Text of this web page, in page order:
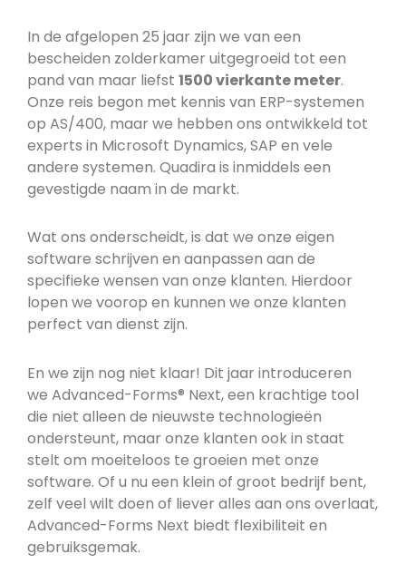
In de afgelopen 25 jaar zijn we van een
bescheiden zolderkamer uitgegroeid tot een
pand van maar liefst 1500 vierkante meter.
Onze reis begon met kennis van ERP-systemen
op AS/400, maar we hebben ons ontwikkeld tot
experts in Microsoft Dynamics, SAP en vele
andere systemen. Quadira is inmiddels een
gevestigde naam in de markt.
Wat ons onderscheidt, is dat we onze eigen
software schrijven en aanpassen aan de
specifieke wensen van onze klanten. Hierdoor
lopen we voorop en kunnen we onze klanten
perfect van dienst zijn.
En we zijn nog niet klaar! Dit jaar introduceren
we Advanced-Forms® Next, een krachtige tool
die niet alleen de nieuwste technologieën
ondersteunt, maar onze klanten ook in staat
stelt om moeiteloos te groeien met onze
software. Of u nu een klein of groot bedrijf bent,
zelf veel wilt doen of liever alles aan ons overlaat,
Advanced-Forms Next biedt flexibiliteit en
gebruiksgemak.